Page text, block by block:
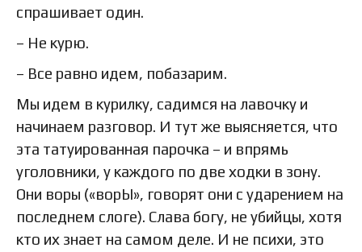
спрашивает один.
– Не курю.
– Все равно идем, побазарим.
Мы идем в курилку, садимся на лавочку и
начинаем разговор. И тут же выясняется, что
эта татуированная парочка – и впрямь
уголовники, у каждого по две ходки в зону.
Они воры («ворЫ», говорят они с ударением на
последнем слоге). Слава богу, не убийцы, хотя
кто их знает на самом деле. И не психи, это